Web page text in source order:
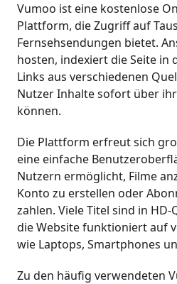
Vumoo ist eine kostenlose
Plattform, die Zugriff auf
Fernsehsendungen bietet.
hosten, indexiert die Seite in
Links aus verschiedenen
Nutzer Inhalte sofort über
können.
Die Plattform erfreut sich
eine einfache
Nutzern ermöglicht, Filme
Konto zu erstellen oder
zahlen. Viele Titel sind in
die Website funktioniert auf
wie Laptops, Smartphones
Zu den häufig verwendeten